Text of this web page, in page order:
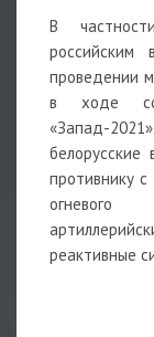
В
российским
проведении
в ходе
«Запад-
противнику
огневого
реактивные